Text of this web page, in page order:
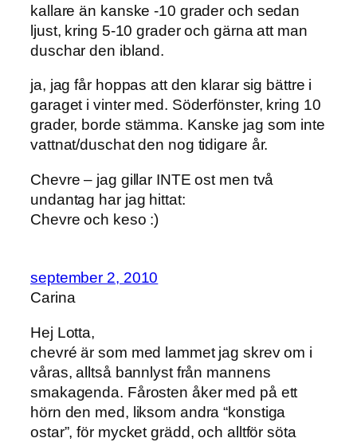
kallare än kanske -10 grader och sedan
ljust, kring 5-10 grader och gärna att man
duschar den ibland.
ja, jag får hoppas att den klarar sig bättre i
garaget i vinter med. Söderfönster, kring 10
grader, borde stämma. Kanske jag som inte
vattnat/duschat den nog tidigare år.
Chevre – jag gillar INTE ost men två
undantag har jag hittat:
Chevre och keso :)
september 2, 2010
Carina
Hej Lotta,
chevré är som med lammet jag skrev om i
våras, alltså bannlyst från mannens
smakagenda. Fårosten åker med på ett
hörn den med, liksom andra “konstiga
ostar”, för mycket grädd, och alltför söta